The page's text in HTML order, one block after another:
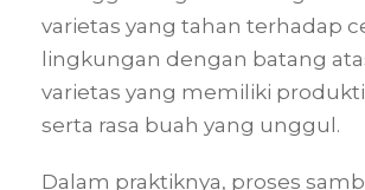
varietas yang tahan terhadap
lingkungan dengan batang
varietas yang memiliki
serta rasa buah yang unggul.
Dalam praktiknya, proses